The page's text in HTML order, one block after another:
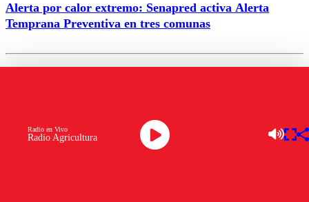
Alerta por calor extremo: Senapred activa Alerta
Temprana Preventiva en tres comunas
VER MÁS
Radio Agricultura
Radio en Vivo